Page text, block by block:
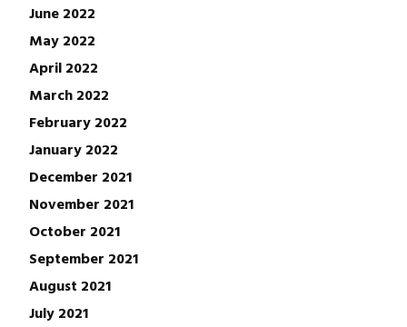
June 2022
May 2022
April 2022
March 2022
February 2022
January 2022
December 2021
November 2021
October 2021
September 2021
August 2021
July 2021